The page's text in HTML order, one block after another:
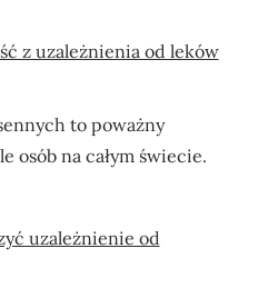
z uzależnienia od leków
to poważny
osób na całym świecie.
uzależnienie od